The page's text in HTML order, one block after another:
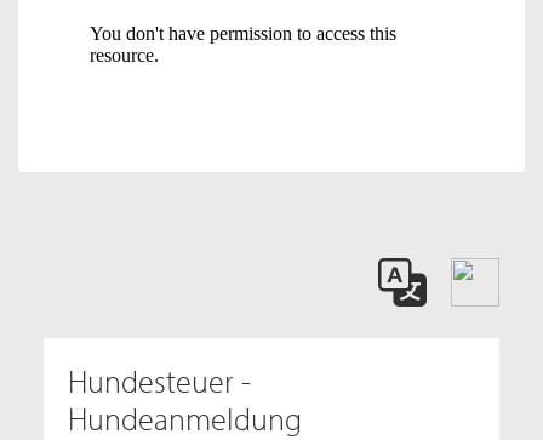
Hundesteuer -
Hundeanmeldung